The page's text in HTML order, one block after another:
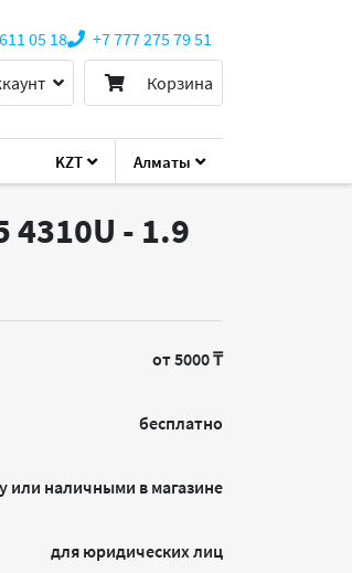
KZT Алматы
05 18
+7 777 275 79 51
Корзина
4310U - 1.9
от 5000 ₸
бесплатно
или наличными в магазине
для юридических лиц